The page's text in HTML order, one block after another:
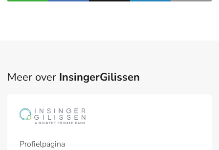
Meer over InsingerGilissen
Profielpagina